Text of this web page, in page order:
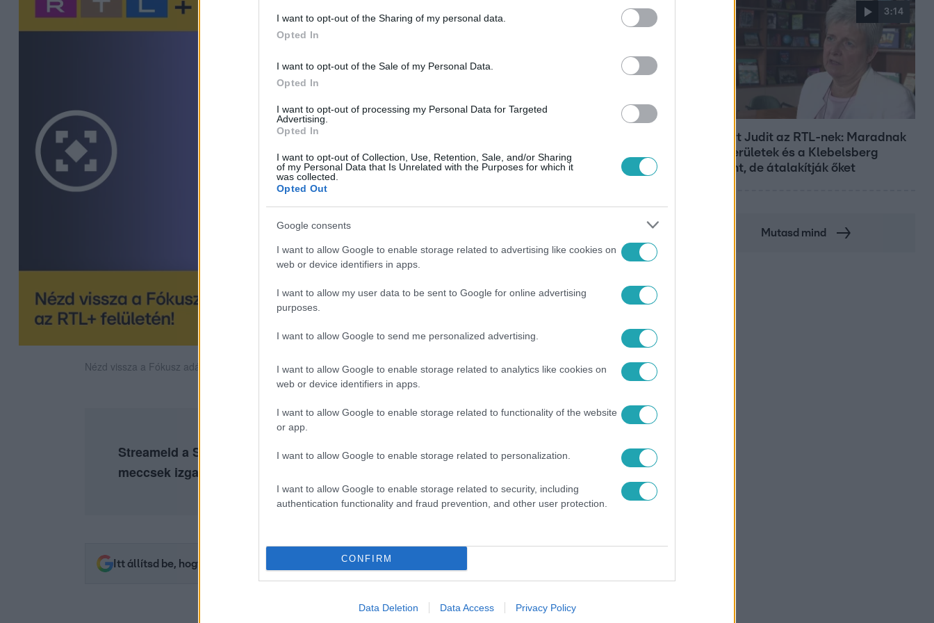
I want to opt-out of the Sharing of my personal data.
Opted In
I want to opt-out of the Sale of my Personal Data.
Opted In
I want to opt-out of processing my Personal Data for Targeted
Advertising.
Opted In
I want to opt-out of Collection, Use, Retention, Sale, and/or Sharing
of my Personal Data that Is Unrelated with the Purposes for which it
was collected.
Opted Out
Google consents
I want to allow Google to enable storage related to advertising like cookies on
web or device identifiers in apps.
I want to allow my user data to be sent to Google for online advertising
purposes.
I want to allow Google to send me personalized advertising.
I want to allow Google to enable storage related to analytics like cookies on
web or device identifiers in apps.
I want to allow Google to enable storage related to functionality of the website
or app.
I want to allow Google to enable storage related to personalization.
I want to allow Google to enable storage related to security, including
authentication functionality and fraud prevention, and other user protection.
CONFIRM
Data Deletion Data Access Privacy Policy
Nézd vissza a Fókusz adásait az RTL+-on!
Streameld a Sztárbox legemlékezetesebb mérkőzéseit, és éld át újra a
meccsek izgalmát az
Itt állítsd be, hogy az RTL.hu az elsők között legyen a Google-találatokban!
3:14
Lannert Judit az RTL-nek: Maradnak
a tankerületek és a Klebelsberg
Központ, de átalakítják őket
Mutasd mind